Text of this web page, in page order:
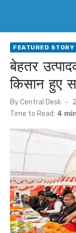
FEATURED STORY
बेहतर
किसान हुए
ByCentral Desk
Time to Read: 4